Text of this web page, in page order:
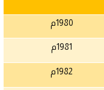
م1980
م1981
م1982